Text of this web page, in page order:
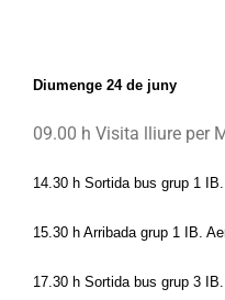
Diumenge 24 de juny
09.00 h Visita lliure per
14.30 h Sortida bus grup 1 IB
15.30 h Arribada grup 1 IB.
17.30 h Sortida bus grup 3 IB